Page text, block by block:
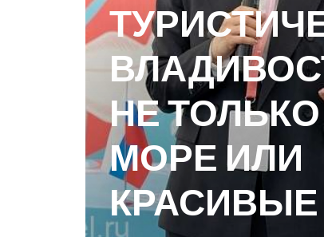
НЕ
МОРЕ ИЛИ